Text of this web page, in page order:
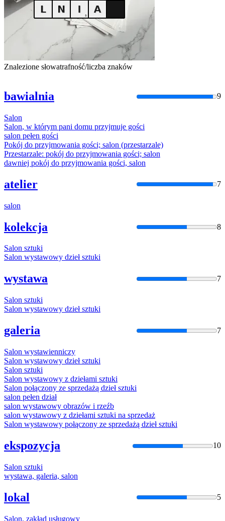
Znalezione słowatrafność/liczba znaków
bawialnia 9
Salon
Salon, w którym pani domu przyjmuje gości
salon pełen gości
Pokój do przyjmowania gości; salon (przestarzale)
Przestarzale: pokój do przyjmowania gości; salon
dawniej pokój do przyjmowania gości, salon
atelier 7
salon
kolekcja 8
Salon sztuki
Salon wystawowy dzieł sztuki
wystawa 7
Salon sztuki
Salon wystawowy dzieł sztuki
galeria 7
Salon wystawienniczy
Salon wystawowy dzieł sztuki
Salon sztuki
Salon wystawowy z dziełami sztuki
Salon połączony ze sprzedażą dzieł sztuki
salon pełen dział
salon wystawowy obrazów i rzeźb
salon wystawowy z dziełami sztuki na sprzedaż
Salon wystawowy połączony ze sprzedażą dzieł sztuki
ekspozycja 10
Salon sztuki
wystawa, galeria, salon
lokal 5
Salon, zakład usługowy